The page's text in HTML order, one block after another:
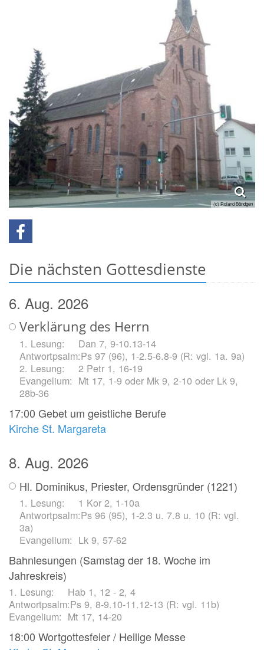
(c) Roland Böndgen
Die nächsten Gottesdienste
6. Aug. 2026
Verklärung des Herrn
Dan 7, 9-10.13-14
Ps 97 (96), 1-2.5-6.8-9 (R: vgl. 1a. 9a)
2 Petr 1, 16-19
Mt 17, 1-9 oder Mk 9, 2-10 oder Lk 9,
28b-36
17:00 Gebet um geistliche Berufe
Kirche St. Margareta
8. Aug. 2026
Hl. Dominikus, Priester, Ordensgründer (1221)
1 Kor 2, 1-10a
Ps 96 (95), 1-2.3 u. 7.8 u. 10 (R: vgl.
3a)
Lk 9, 57-62
Bahnlesungen (Samstag der 18. Woche im
Jahreskreis)
Hab 1, 12 - 2, 4
Ps 9, 8-9.10-11.12-13 (R: vgl. 11b)
Mt 17, 14-20
18:00 Wortgottesfeier / Heilige Messe